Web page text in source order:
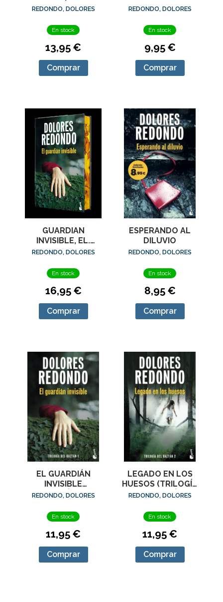
REDONDO, DOLORES
En stock
13,95 €
Comprar
REDONDO, DOLORES
En stock
9,95 €
Comprar
GUARDIAN
INVISIBLE, EL.
EDICION ESPECIAL
DECORADOS
REDONDO, DOLORES
En stock
16,95 €
Comprar
ESPERANDO AL
DILUVIO
REDONDO, DOLORES
En stock
8,95 €
Comprar
EL GUARDIÁN
INVISIBLE
(TRILOGÍA DEL
REDONDO, DOLORES
En stock
11,95 €
Comprar
LEGADO EN LOS
HUESOS (TRILOGÍA
DEL BAZTÁN)
REDONDO, DOLORES
En stock
11,95 €
Comprar